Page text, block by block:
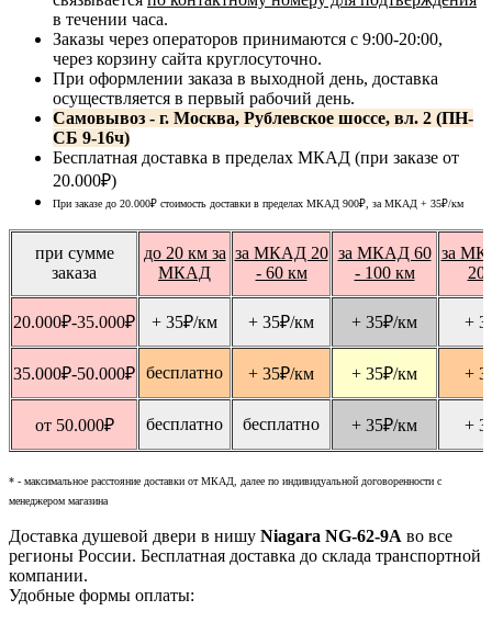
в течении часа.
Заказы через операторов принимаются с 9:00-20:00,
через корзину сайта круглосуточно.
При оформлении заказа в выходной день, доставка
осуществляется в первый рабочий день.
Самовывоз - г. Москва, Рублевское шоссе, вл. 2 (ПН-
СБ 9-16ч)
Бесплатная доставка в пределах МКАД (при заказе от
20.000₽)
При заказе до 20.000₽ стоимость доставки в пределах МКАД 900₽, за МКАД + 35₽/км
при сумме
заказа
до 20 км за
МКАД
за МКАД 20
- 60 км
за МКАД 60
- 100 км
за
20.000₽-35.000₽ + 35₽/км + 35₽/км + 35₽/км +
35.000₽-50.000₽ бесплатно + 35₽/км + 35₽/км +
от 50.000₽ бесплатно бесплатно + 35₽/км +
* - максимальное расстояние доставки от МКАД, далее по индивидуальной договоренности с
менеджером магазина
Доставка душевой двери в нишу Niagara NG-62-9A во все
регионы России. Бесплатная доставка до склада транспортной
компании.
Удобные формы оплаты: